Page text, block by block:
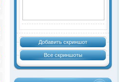
Добавить скриншот
Все скриншоты